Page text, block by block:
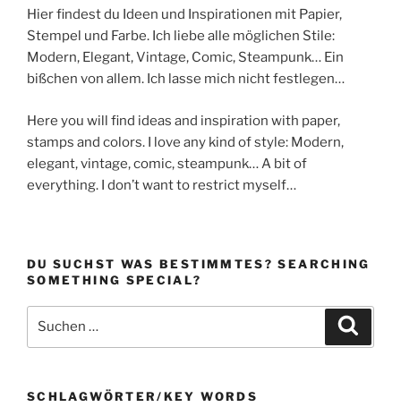
Hier findest du Ideen und Inspirationen mit Papier,
Stempel und Farbe. Ich liebe alle möglichen Stile:
Modern, Elegant, Vintage, Comic, Steampunk… Ein
bißchen von allem. Ich lasse mich nicht festlegen…
Here you will find ideas and inspiration with paper,
stamps and colors. I love any kind of style: Modern,
elegant, vintage, comic, steampunk… A bit of
everything. I don’t want to restrict myself…
DU SUCHST WAS BESTIMMTES? SEARCHING
SOMETHING SPECIAL?
nach:
SCHLAGWÖRTER/KEY WORDS